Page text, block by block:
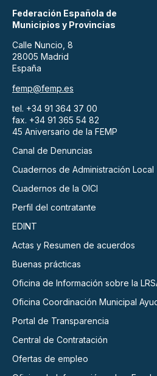
Federación Española de
Municipios y Provincias
Calle Nuncio, 8
28005 Madrid
España
femp@femp.es
tel. +34 91 364 37 00
fax. +34 91 365 54 82
45 Aniversario de la FEMP
Canal de Denuncias
Cuadernos de Administración Local
Cuadernos de la OICI
Perfil del contratante
EDINT
Actas y Resumen de acuerdos
Buenas prácticas
Oficina de Información sobre la
Oficina Coordinación Municipal
Portal de Transparencia
Central de Contratación
Ofertas de empleo